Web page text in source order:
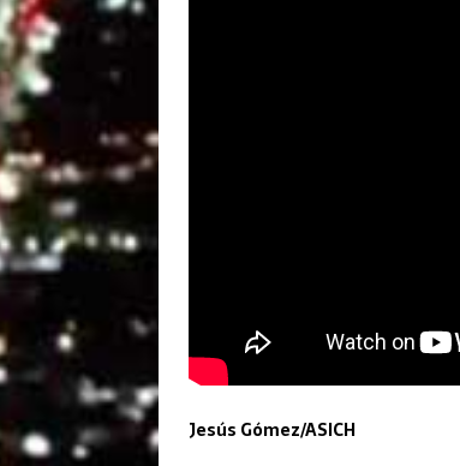
Jesús Gómez/ASICH